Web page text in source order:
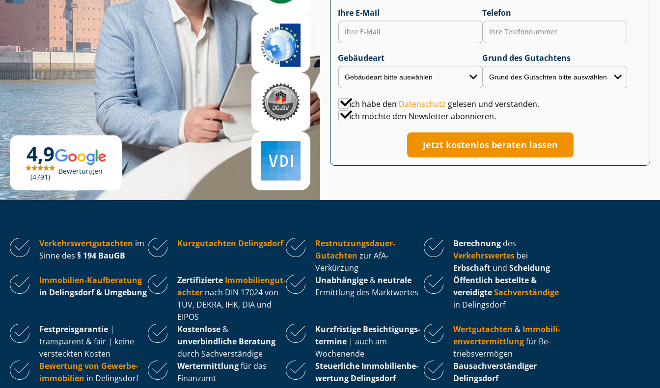
4,9
4791
Bewertungen
Ihre E-Mail Telefon
Gebäudeart Grund des Gutachtens
Ich habe den Datenschutz gelesen und verstanden.
Ich möchte den Newsletter abonnieren.
Jetzt kostenlos beraten lassen
Ver­kehrs­wert­gut­ach­ten im
Sinne des § 194 BauGB
Kurzgutachten Delingsdorf
Rest­nut­zungs­dau­er-
Gutachten zur AfA-
Verkürzung
Berechnung des
Verkehrswertes bei
Erbschaft und Scheidung
Immobilien-Kaufberatung
in Delingsdorf & Umgebung
Zertifizierte Im­mo­bi­li­en­gut­
ach­ter nach DIN 17024 von
TÜV, DEKRA, IHK, DIA und
EIPOS
Unabhängige & neutrale
Ermittlung des Marktwertes
Öffentlich bestellte &
vereidigteSachverständige
in Delingsdorf
Fest­preis­ga­ran­tie |
transparent & fair | keine
versteckten Kosten
Kostenlose &
unverbindliche Beratung
durch Sachverständige
Kurzfristige Be­sich­ti­gungs­
ter­mi­ne | auch am
Wochenende
Wertgutachten & Im­mo­bi­li­
en­wert­ermitt­lungfür Be­
triebs­ver­mö­gen
Bewertung von Ge­wer­be­
im­mo­bi­li­en in Delingsdorf
Wertermittlungfür das
Finanzamt
Steuerliche Im­mo­bi­li­en­be­
wer­tung Delingsdorf
Bau­sach­ver­stän­di­ger
Delingsdorf